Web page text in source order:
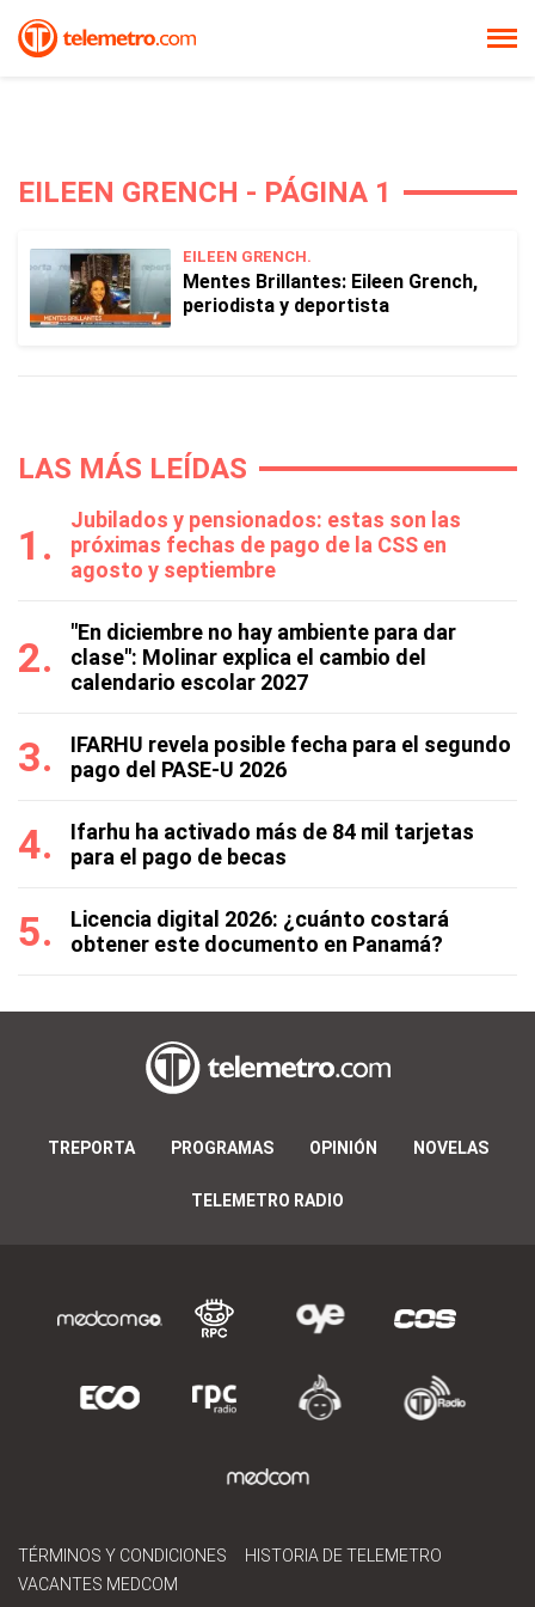
EILEEN GRENCH - PÁGINA 1
EILEEN GRENCH.
Mentes Brillantes: Eileen Grench,
periodista y deportista
LAS MÁS LEÍDAS
Jubilados y pensionados: estas son las
próximas fechas de pago de la CSS en
agosto y septiembre
"En diciembre no hay ambiente para dar
clase": Molinar explica el cambio del
calendario escolar 2027
IFARHU revela posible fecha para el segundo
pago del PASE-U 2026
Ifarhu ha activado más de 84 mil tarjetas
para el pago de becas
Licencia digital 2026: ¿cuánto costará
obtener este documento en Panamá?
TREPORTA PROGRAMAS OPINIÓN NOVELAS
TELEMETRO RADIO
TÉRMINOS Y CONDICIONES
HISTORIA DE TELEMETRO
VACANTES MEDCOM